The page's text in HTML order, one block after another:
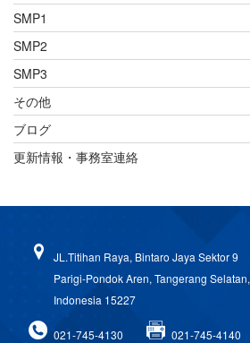
SMP1
SMP2
SMP3
その他
ブログ
更新情報・事務室連絡
JL.Titihan Raya, Bintaro Jaya Sektor 9
Parigi-Pondok Aren, Tangerang Selatan,
Indonesia 15227
021-745-4130 021-745-4140